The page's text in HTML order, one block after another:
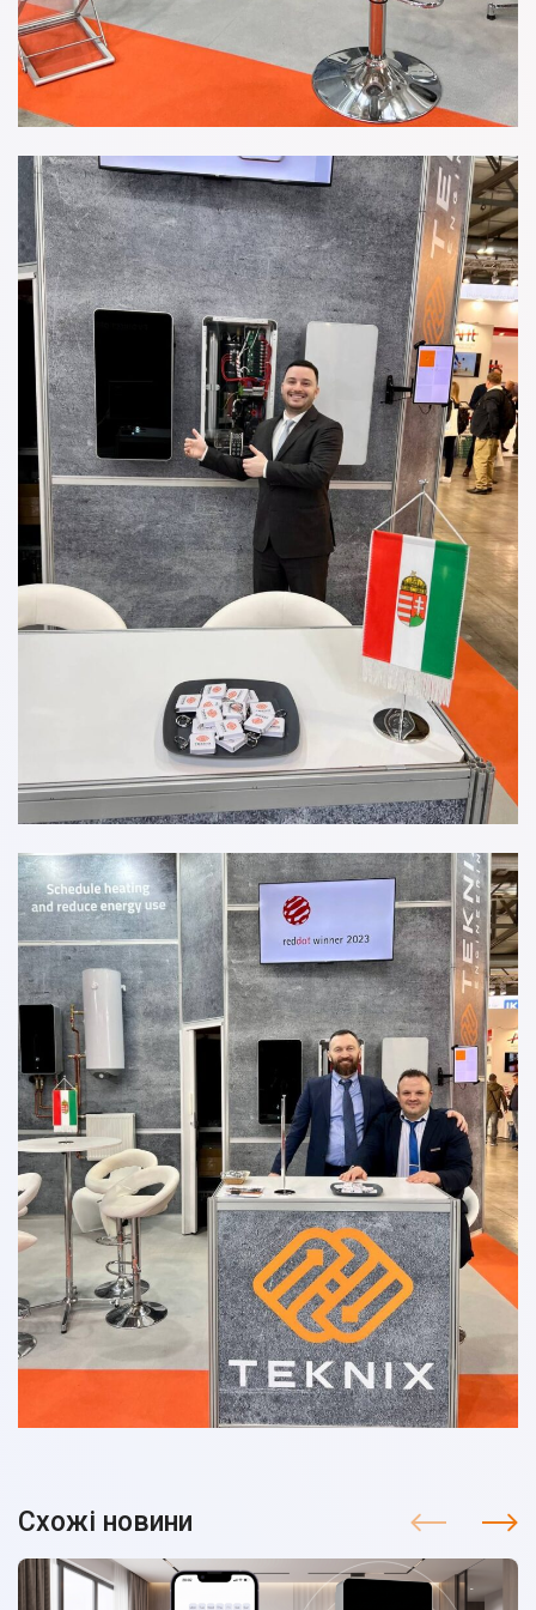
Схожі новини